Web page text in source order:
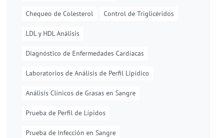
Chequeo de Colesterol Control de Triglicéridos
LDL y HDL Análisis
Diagnóstico de Enfermedades Cardíacas
Laboratorios de Análisis de Perfil Lipídico
Análisis Clínicos de Grasas en Sangre
Prueba de Perfil de Lípidos
Prueba de Infección en Sangre